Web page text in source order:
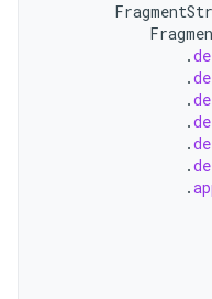
.
.
.
.
.
.
.